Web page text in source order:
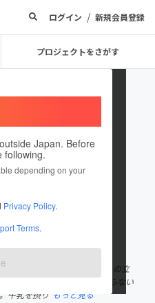
ログイン / 新規会員登録
プロジェクトをさがす
Japan. Before
following.
depending on your
Privacy Policy.
Terms.
稿しています
暮らしています プロジェクトの立
父は戦後みんなが食事に困らない
牛乳を摂り もっと見る